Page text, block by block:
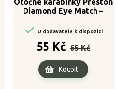
Otočné karabinky Preston
Diamond Eye Match –
 U dodavatele k dispozici
55 Kč cena
65 Kč
Cena
Koupit